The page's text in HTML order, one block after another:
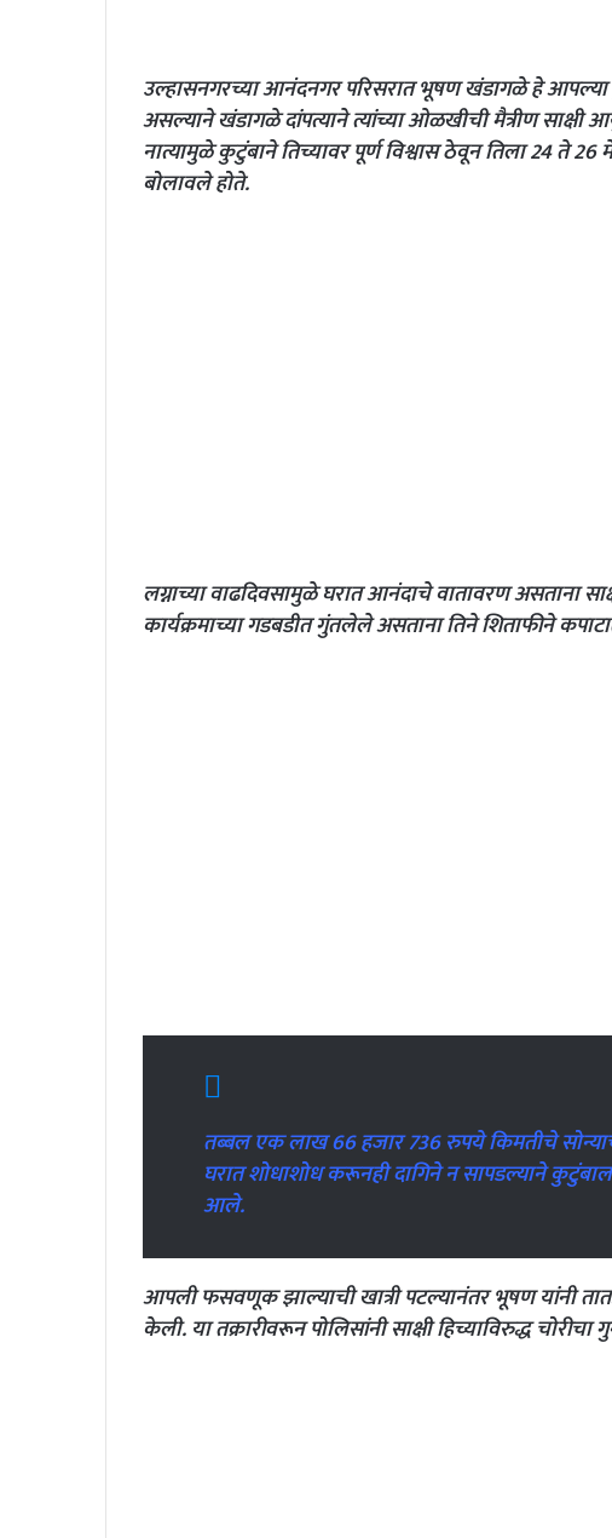
उल्हासनगरच्या आनंदनगर परिसरात भूषण खंडागळे हे आपल्या
असल्याने खंडागळे दांपत्याने त्यांच्या ओळखीची मैत्रीण साक्षी
नात्यामुळे कुटुंबाने तिच्यावर पूर्ण विश्वास ठेवून तिला 24 ते 26
बोलावले होते.
लग्नाच्या वाढदिवसामुळे घरात आनंदाचे वातावरण असताना
कार्यक्रमाच्या गडबडीत गुंतलेले असताना तिने शिताफीने
तब्बल एक लाख 66 हजार 736 रुपये किमतीचे
घरात शोधाशोध करूनही दागिने न सापडल्याने
आले.
आपली फसवणूक झाल्याची खात्री पटल्यानंतर भूषण यांनी
केली. या तक्रारीवरून पोलिसांनी साक्षी हिच्याविरुद्ध चोरीचा